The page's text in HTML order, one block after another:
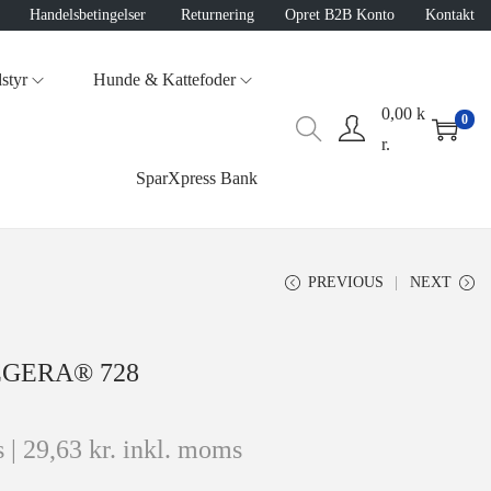
Handelsbetingelser Returnering Opret B2B Konto Kontakt
Hunde & Kattefoder
SparXpress Bank
0,00 k
r.
0
PREVIOUS NEXT
728
| 29,63 kr. inkl. moms